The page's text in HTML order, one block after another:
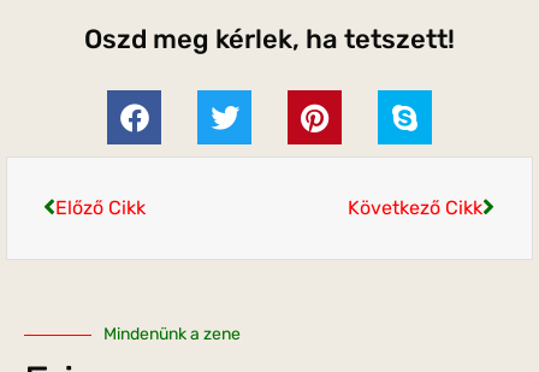
Oszd meg kérlek, ha tetszett!
Előző Cikk Következő Cikk
Mindenünk a zene